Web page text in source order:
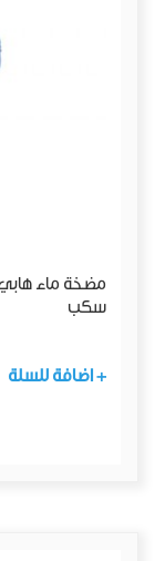
سكب
+ اضافة للسلة